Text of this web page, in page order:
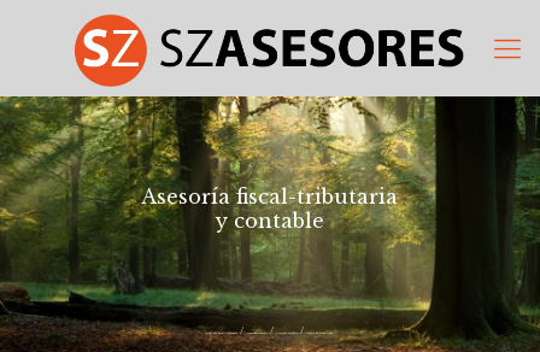
Asesoría fiscal-tributaria
y contable
Asesoría fiscal-tributaria/Asesoría contable/Asesoría juridíca/Asesor de inversiones